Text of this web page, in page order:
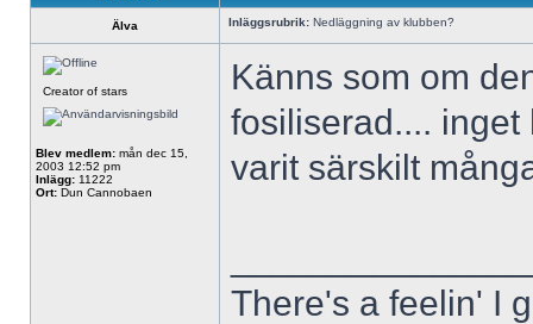
Älva Inläggsrubrik: Nedläggning av klubben?
Creator of stars
Blev medlem: mån dec 15,
2003 12:52 pm
Inlägg: 11222
Ort: Dun Cannobaen
Känns som om
fosiliserad.... inget
varit särskilt
There's a feelin' I